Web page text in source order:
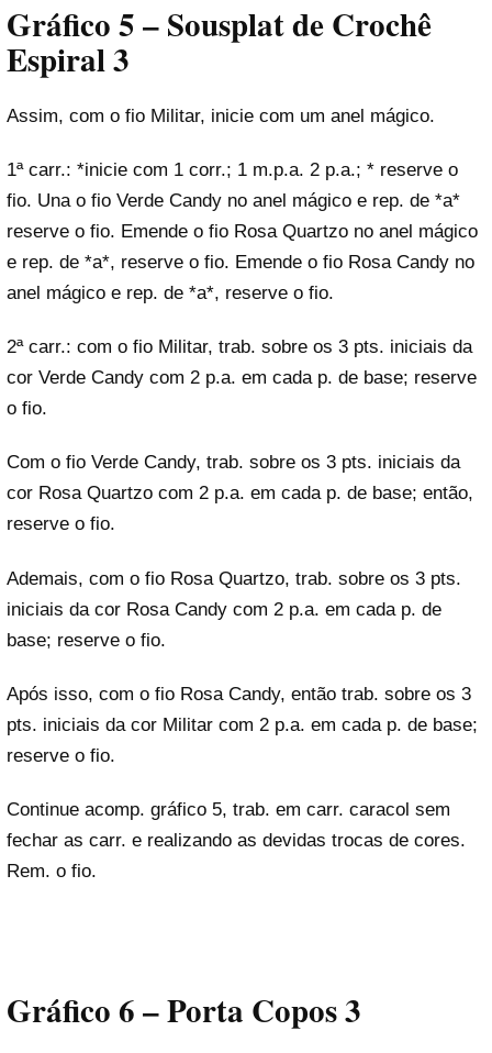
Gráfico 5 – Sousplatde Crochê
Espiral 3
Assim, com o fio Militar, inicie com um anel mágico.
1ª carr.: *inicie com 1 corr.; 1 m.p.a. 2 p.a.; * reserve o
fio. Una o fio Verde Candy no anel mágico e rep. de *a*
reserve o fio. Emende o fio Rosa Quartzo no anel mágico
e rep. de *a*, reserve o fio. Emende o fio Rosa Candy no
anel mágico e rep. de *a*, reserve o fio.
2ª carr.: com o fio Militar, trab. sobre os 3 pts. iniciais da
cor Verde Candy com 2 p.a. em cada p. de base; reserve
o fio.
Com o fio Verde Candy, trab. sobre os 3 pts. iniciais da
cor Rosa Quartzo com 2 p.a. em cada p. de base; então,
reserve o fio.
Ademais, com o fio Rosa Quartzo, trab. sobre os 3 pts.
iniciais da cor Rosa Candy com 2 p.a. em cada p. de
base; reserve o fio.
Após isso, com o fio Rosa Candy, então trab. sobre os 3
pts. iniciais da cor Militar com 2 p.a. em cada p. de base;
reserve o fio.
Continue acomp. gráfico 5, trab. em carr. caracol sem
fechar as carr. e realizando as devidas trocas de cores.
Rem. o fio.
Gráfico 6 – Porta Copos 3